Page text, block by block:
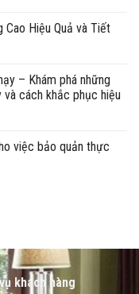
Cao Hiệu Quả và Tiết
– Khám phá những
và cách khắc phục hiệu
việc bảo quản thực
khách hàng